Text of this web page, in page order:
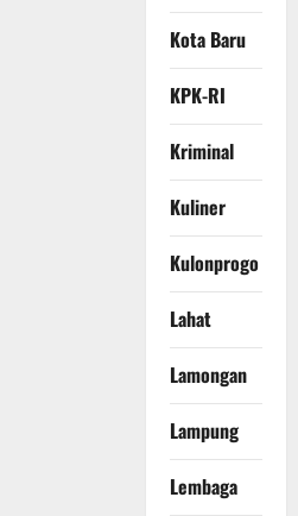
Kota Baru
KPK-RI
Kriminal
Kuliner
Kulonprogo
Lahat
Lamongan
Lampung
Lembaga